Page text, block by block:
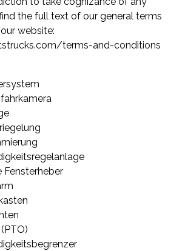
the full text of our general terms
website:
terms-and-conditions
Fensterheber